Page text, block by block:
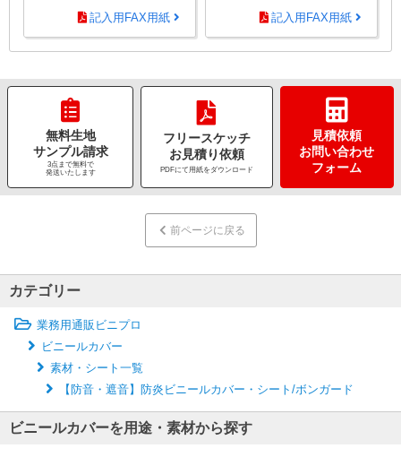
記入用FAX用紙 記入用FAX用紙
無料生地
サンプル請求
3点まで無料で
発送いたします
フリースケッチ
お見積り依頼
PDFにて用紙をダウンロード
見積依頼
お問い合わせ
フォーム
前ページに戻る
カテゴリー
業務用通販ビニプロ
ビニールカバー
素材・シート一覧
【防音・遮音】防炎ビニールカバー・シート/ボンガード
ビニールカバーを用途・素材から探す